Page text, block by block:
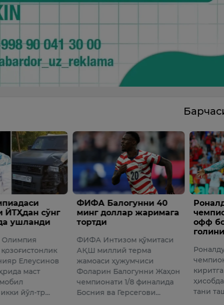
40
жаримага
қўмитаси
терма
Жаҳон
1/8 финалида
Роналду жаҳон
чемпионатлари плей-
офф босқичидаги илк
Роналдунинг Жаҳон
чемпионатларида
киритган умумий
ҳисобдаги голлари сони 11
тани ташкил қилмоқда.
The
сақлаб
16:52 /